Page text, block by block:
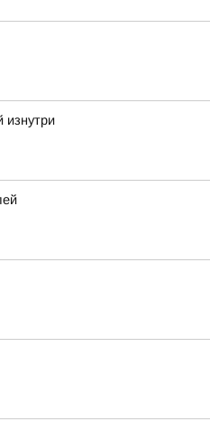
изнутри